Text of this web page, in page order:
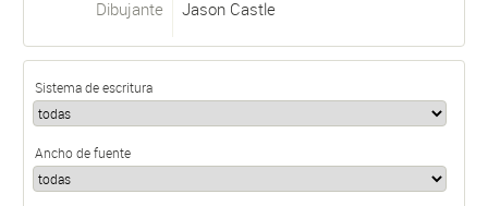
Dibujante Jason Castle
Sistema de escritura
Ancho de fuente